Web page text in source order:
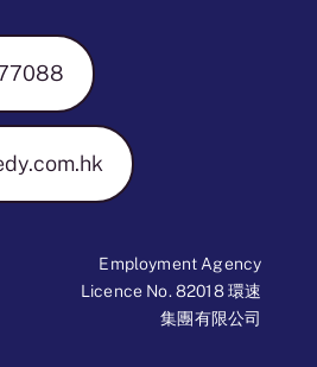
Employment Agency
Licence No. 82018 環速
集團有限公司